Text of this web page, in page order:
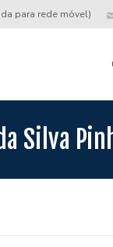
para rede móvel)
Silva